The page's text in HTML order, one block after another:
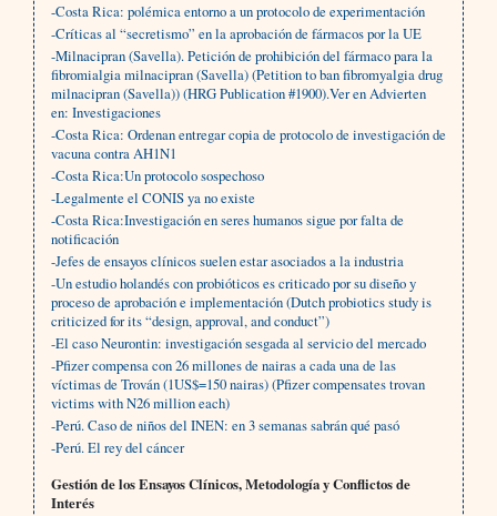
-Costa Rica: polémica entorno a un protocolo de experimentación
-Críticas al “secretismo” en la aprobación de fármacos por la UE
-Milnacipran (Savella). Petición de prohibición del fármaco para la
fibromialgia milnacipran (Savella) (Petition to ban fibromyalgia drug
milnacipran (Savella)) (HRG Publication #1900).Ver en Advierten
en: Investigaciones
-Costa Rica: Ordenan entregar copia de protocolo de investigación de
vacuna contra AH1N1
-Costa Rica:Un protocolo sospechoso
-Legalmente el CONIS ya no existe
-Costa Rica:Investigación en seres humanos sigue por falta de
notificación
-Jefes de ensayos clínicos suelen estar asociados a la industria
-Un estudio holandés con probióticos es criticado por su diseño y
proceso de aprobación e implementación (Dutch probiotics study is
criticized for its “design, approval, and conduct”)
-El caso Neurontin: investigación sesgada al servicio del mercado
-Pfizer compensa con 26 millones de nairas a cada una de las
víctimas de Trován (1US$=150 nairas) (Pfizer compensates trovan
victims with N26 million each)
-Perú. Caso de niños del INEN: en 3 semanas sabrán qué pasó
-Perú. El rey del cáncer
Gestión de los Ensayos Clínicos, Metodología y Conflictos de
Interés